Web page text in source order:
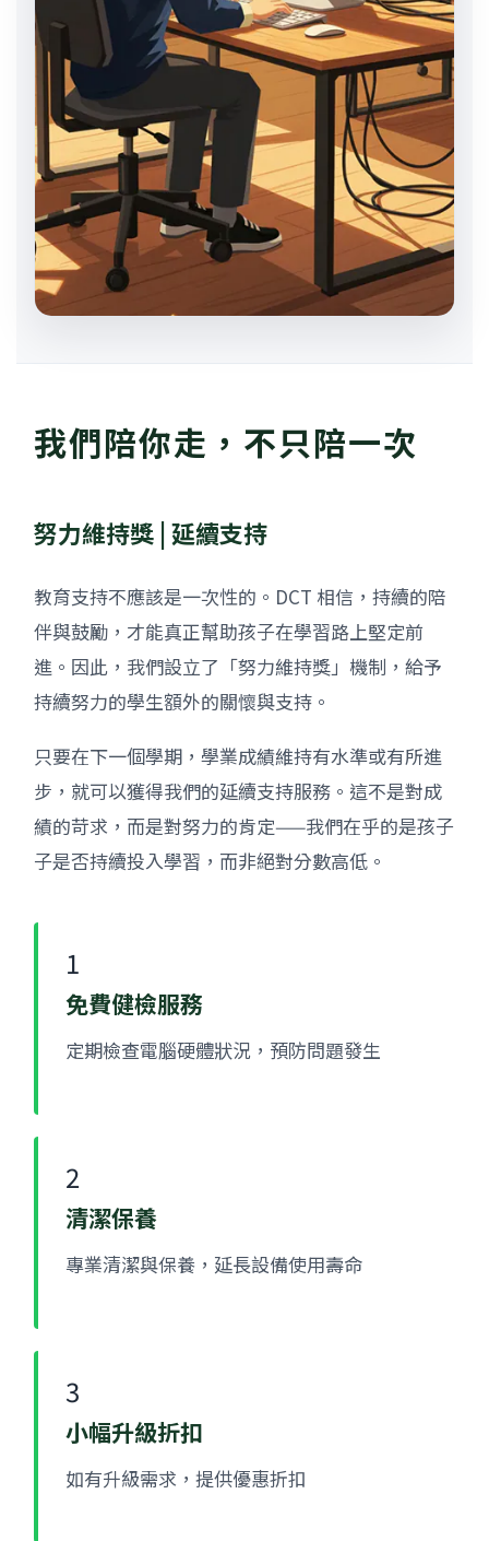
我們陪你走，不只陪一次
努力維持獎 | 延續支持
教育支持不應該是一次性的。DCT 相信，持續的陪
伴與鼓勵，才能真正幫助孩子在學習路上堅定前
進。因此，我們設立了「努力維持獎」機制，給予
持續努力的學生額外的關懷與支持。
只要在下一個學期，學業成績維持有水準或有所進
步，就可以獲得我們的延續支持服務。這不是對成
績的苛求，而是對努力的肯定——我們在乎的是孩子
子是否持續投入學習，而非絕對分數高低。
1
免費健檢服務
定期檢查電腦硬體狀況，預防問題發生
2
清潔保養
專業清潔與保養，延長設備使用壽命
3
小幅升級折扣
如有升級需求，提供優惠折扣